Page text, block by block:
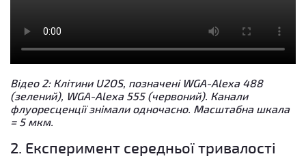
Відео 2: Клітини U2OS, позначені WGA-Alexa 488
(зелений), WGA-Alexa 555 (червоний). Канали
флуоресценції знімали одночасно. Масштабна шкала
= 5 мкм.
2. Експеримент середньої тривалості